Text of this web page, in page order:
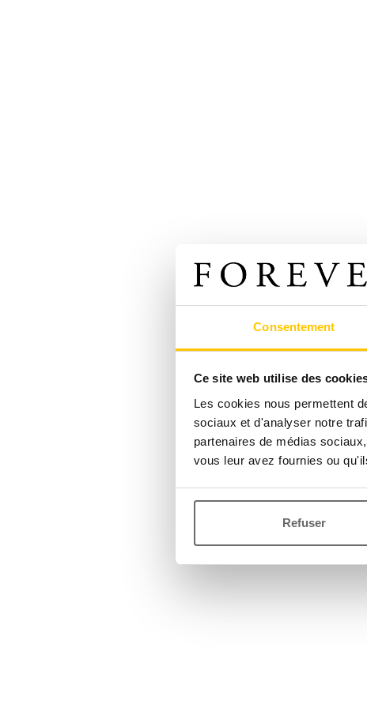
Consentement
Ce site web utilise des
Les cookies nous permettent
sociaux et d'analyser notre
partenaires de médias
vous leur avez fournies ou
Refuser